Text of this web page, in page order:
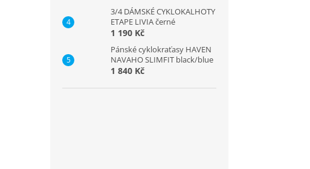
3/4 DÁMSKÉ CYKLOKALHOTY
ETAPE LIVIA černé
1 190 Kč
Pánské cyklokraťasy HAVEN
NAVAHO SLIMFIT black/blue
1 840 Kč